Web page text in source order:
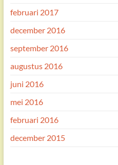
februari 2017
december 2016
september 2016
augustus 2016
juni 2016
mei 2016
februari 2016
december 2015